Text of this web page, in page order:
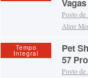
Posto de
Aline
Tempo
Integral
Pet
57
Posto de